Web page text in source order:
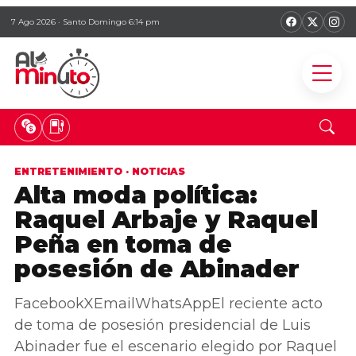
7 Ago 2026 · Santo Domingo 6:14 pm
ENTRETENIMIENTO · NOTICIAS
Alta moda política:
Raquel Arbaje y Raquel
Peña en toma de
posesión de Abinader
FacebookXEmailWhatsAppEl reciente acto
de toma de posesión presidencial de Luis
Abinader fue el escenario elegido por Raquel